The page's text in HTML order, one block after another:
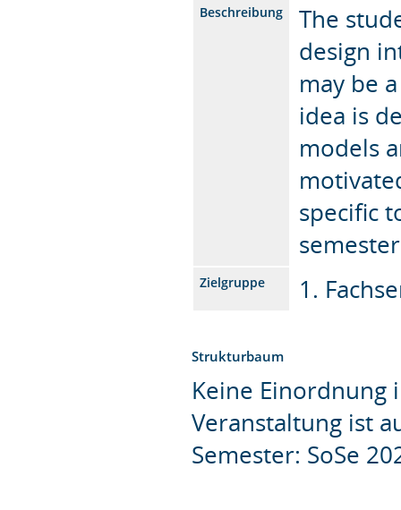
Beschreibung
The
design
may be
idea is
models
specific
Zielgruppe 1.
Strukturbaum
Keine Einordnung
Veranstaltung ist
Semester: SoSe